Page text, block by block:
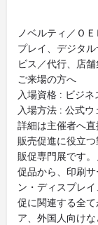
ノベルティ／Ｏ
プレイ、デジタ
ビス／代行、店
ご来場の方へ
入場資格 : ビジ
入場方法 : 公式
詳細は主催者へ直
販売促進に役立
販促専門展です
促品から、印刷
ン・ディスプレ
促に関連する全
ア、外国人向け